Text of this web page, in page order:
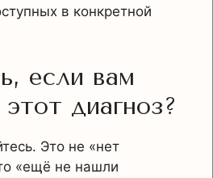
в конкретной
если вам
диагноз?
Это не «нет
«ещё не нашли